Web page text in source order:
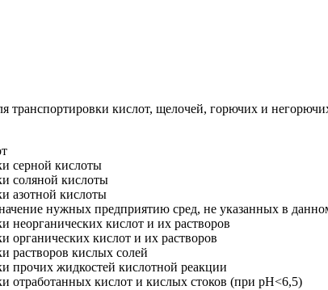
кислот, щелочей, горючих и
серной кислоты
соляной кислоты
азотной кислоты
нужных предприятию сред, не указанных в
кислот и их растворов
кислот и их растворов
растворов кислых солей
прочих жидкостей кислотной реакции
отработанных кислот и кислых стоков (при pH<6,5)